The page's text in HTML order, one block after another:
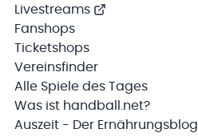
WIRD GELADEN
Livestreams
Fanshops
Ticketshops
Vereinsfinder
Alle Spiele des Tages
Was ist handball.net?
Auszeit - Der Ernährungsblog